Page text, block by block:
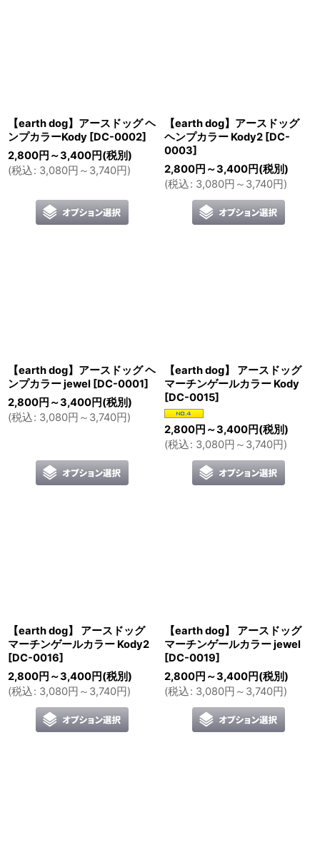
【earth dog】アースドッグ ヘ
ンプカラーKody [DC-0002]
2,800円 ～3,400円(税別)
(税込: 3,080円 ～3,740円)
【earth dog】アースドッグ
ヘンプカラー Kody2 [DC-
0003]
2,800円 ～3,400円(税別)
(税込: 3,080円 ～3,740円)
【earth dog】アースドッグ ヘ
ンプカラー jewel [DC-0001]
2,800円 ～3,400円(税別)
(税込: 3,080円 ～3,740円)
【earth dog】 アースドッグ
マーチンゲールカラー Kody
[DC-0015]
2,800円 ～3,400円(税別)
(税込: 3,080円 ～3,740円)
【earth dog】 アースドッグ
マーチンゲールカラー Kody2
[DC-0016]
2,800円 ～3,400円(税別)
(税込: 3,080円 ～3,740円)
【earth dog】 アースドッグ
マーチンゲールカラー jewel
[DC-0019]
2,800円 ～3,400円(税別)
(税込: 3,080円 ～3,740円)